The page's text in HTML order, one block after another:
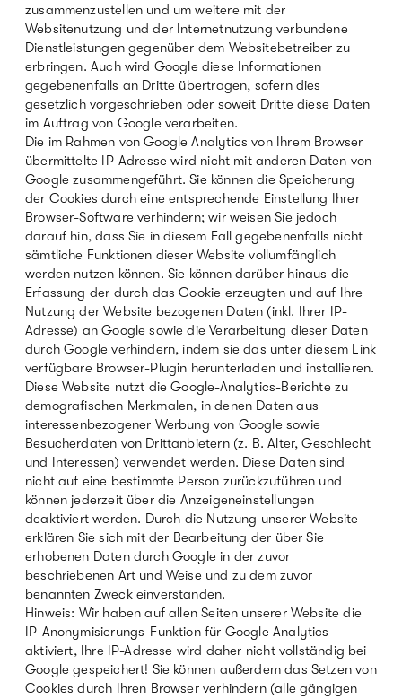
zusammenzustellen und um weitere mit der
Websitenutzung und der Internetnutzung verbundene
Dienstleistungen gegenüber dem Websitebetreiber zu
erbringen. Auch wird Google diese Informationen
gegebenenfalls an Dritte übertragen, sofern dies
gesetzlich vorgeschrieben oder soweit Dritte diese Daten
im Auftrag von Google verarbeiten.
Die im Rahmen von Google Analytics von Ihrem Browser
übermittelte IP-Adresse wird nicht mit anderen Daten von
Google zusammengeführt. Sie können die Speicherung
der Cookies durch eine entsprechende Einstellung Ihrer
Browser-Software verhindern; wir weisen Sie jedoch
darauf hin, dass Sie in diesem Fall gegebenenfalls nicht
sämtliche Funktionen dieser Website vollumfänglich
werden nutzen können. Sie können darüber hinaus die
Erfassung der durch das Cookie erzeugten und auf Ihre
Nutzung der Website bezogenen Daten (inkl. Ihrer IP-
Adresse) an Google sowie die Verarbeitung dieser Daten
durch Google verhindern, indem sie das unter diesem Link
verfügbare Browser-Plugin herunterladen und installieren.
Diese Website nutzt die Google-Analytics-Berichte zu
demografischen Merkmalen, in denen Daten aus
interessenbezogener Werbung von Google sowie
Besucherdaten von Drittanbietern (z. B. Alter, Geschlecht
und Interessen) verwendet werden. Diese Daten sind
nicht auf eine bestimmte Person zurückzuführen und
können jederzeit über die Anzeigeneinstellungen
deaktiviert werden. Durch die Nutzung unserer Website
erklären Sie sich mit der Bearbeitung der über Sie
erhobenen Daten durch Google in der zuvor
beschriebenen Art und Weise und zu dem zuvor
benannten Zweck einverstanden.
Hinweis: Wir haben auf allen Seiten unserer Website die
IP-Anonymisierungs-Funktion für Google Analytics
aktiviert, Ihre IP-Adresse wird daher nicht vollständig bei
Google gespeichert! Sie können außerdem das Setzen von
Cookies durch Ihren Browser verhindern (alle gängigen